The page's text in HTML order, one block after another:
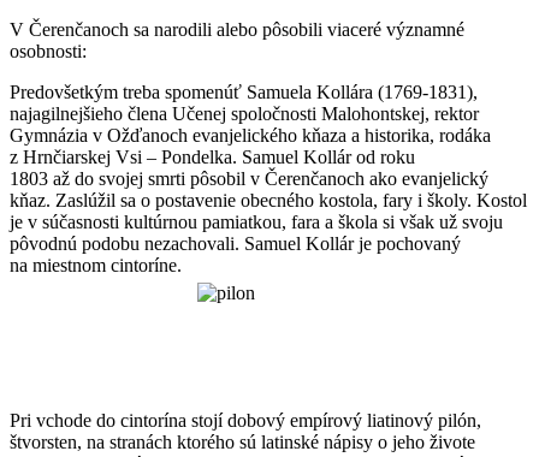
V Čerenčanoch sa narodili alebo pôsobili viaceré významné
osobnosti:
Predovšetkým treba spomenúť Samuela Kollára (1769-1831),
najagilnejšieho člena Učenej spoločnosti Malohontskej, rektor
Gymnázia v Ožďanoch evanjelického kňaza a historika, rodáka
z Hrnčiarskej Vsi – Pondelka. Samuel Kollár od roku
1803 až do svojej smrti pôsobil v Čerenčanoch ako evanjelický
kňaz. Zaslúžil sa o postavenie obecného kostola, fary i školy. Kostol
je v súčasnosti kultúrnou pamiatkou, fara a škola si však už svoju
pôvodnú podobu nezachovali. Samuel Kollár je pochovaný
na miestnom cintoríne.
Pri vchode do cintorína stojí dobový empírový liatinový pilón,
štvorsten, na stranách ktorého sú latinské nápisy o jeho živote